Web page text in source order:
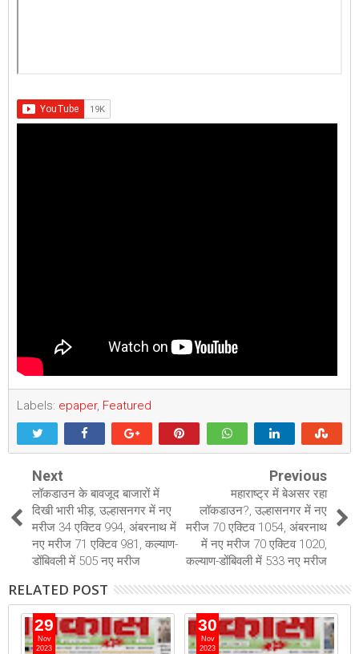
Labels: epaper, Featured
Next
लॉकडाउन के बावजूद बाजारों में
दिखी भारी भीड़, उल्हासनगर में नए
मरीज 34 एक्टिव 994, अंबरनाथ में
नए मरीज 71 एक्टिव 981, कल्याण-
डोंबिवली में 505 नए मरीज
Previous
महाराष्ट्र में बेअसर रहा
लॉकडाउन?, उल्हासनगर में नए
मरीज 70 एक्टिव 1054, अंबरनाथ
में नए मरीज 70 एक्टिव 1020,
कल्याण-डोंबिवली में 533 नए मरीज
RELATED POST
29
Nov
2023
30
Nov
2023